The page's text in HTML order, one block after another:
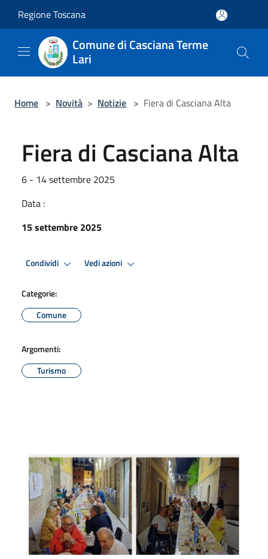
Regione Toscana
Comune di Casciana Terme
Lari
Home > Novità > Notizie > Fiera di Casciana Alta
Fiera di Casciana Alta
6 - 14 settembre 2025
Data :
15 settembre 2025
Condividi Vedi azioni
Categorie:
Comune
Argomenti:
Turismo